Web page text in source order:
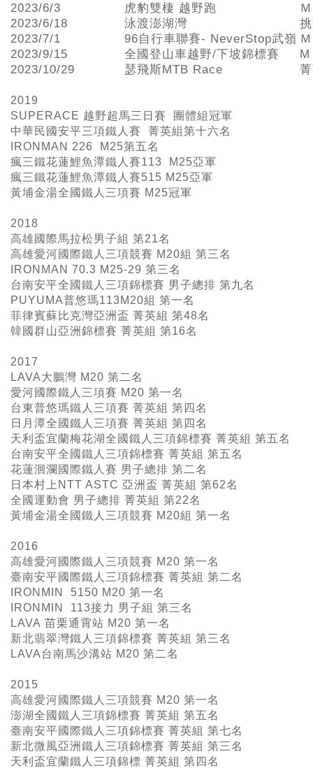
2023/6/3 虎豹雙棲 越野跑
2023/6/18
泳渡澎湖灣
2023/7/1
96自行車聯賽- NeverStop武嶺
2023/9/15
全國登山車越野/下坡錦標賽
2023/10/29
瑟飛斯MTB Race
2019
SUPERACE 越野超馬三日賽 團體組冠軍
中華民國安平三項鐵人賽 菁英組第十六名
IRONMAN 226 M25第五名
瘋三鐵花蓮鯉魚潭鐵人賽113 M25亞軍
瘋三鐵花蓮鯉魚潭鐵人賽515 M25亞軍
黃埔金湯全國鐵人三項賽 M25冠軍
2018
高雄國際馬拉松男子組 第21名
高雄愛河國際鐵人三項競賽 M20組 第三名
IRONMAN 70.3 M25-29 第三名
台南安平全國鐵人三項錦標賽 男子總排 第九名
PUYUMA普悠瑪113M20組 第一名
菲律賓蘇比克灣亞洲盃 菁英組 第48名
韓國群山亞洲錦標賽 菁英組 第16名
2017
LAVA大鵬灣 M20 第二名
愛河國際鐵人三項賽 M20 第一名
台東普悠瑪鐵人三項賽 菁英組 第四名
日月潭全國鐵人三項賽 菁英組 第四名
天利盃宜蘭梅花湖全國鐵人三項錦標賽 菁英組 第五名
台南安平全國鐵人三項錦標賽 菁英組 第五名
花蓮洄瀾國際鐵人賽 男子總排 第二名
日本村上NTT ASTC 亞洲盃 菁英組 第62名
全國運動會 男子總排 菁英組 第22名
黃埔金湯全國鐵人三項競賽 M20組 第一名
2016
高雄愛河國際鐵人三項競賽 M20 第一名
臺南安平國際鐵人三項錦標賽 菁英組 第二名
IRONMIN 5150 M20 第一名
IRONMIN 113接力 男子組 第三名
LAVA 苗栗通霄站 M20 第一名
新北翡翠灣鐵人三項錦標賽 菁英組 第三名
LAVA台南馬沙溝站 M20 第二名
2015
高雄愛河國際鐵人三項競賽 M20 第一名
澎湖全國鐵人三項錦標賽 菁英組 第五名
臺南安平國際鐵人三項錦標賽 菁英組 第七名
新北微風亞洲鐵人三項錦標賽 菁英組 第三名
天利盃宜蘭鐵人三項錦標 菁英組 第四名